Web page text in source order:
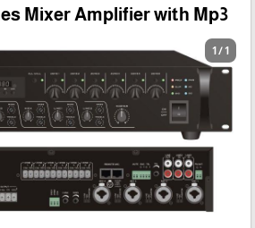
Mixer Amplifier with Mp3
1 / 1